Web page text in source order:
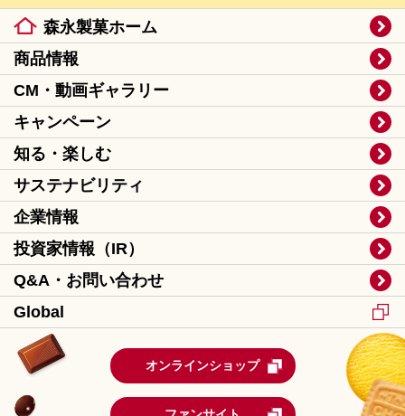
森永製菓ホーム
商品情報
CM・動画ギャラリー
キャンペーン
知る・楽しむ
サステナビリティ
企業情報
投資家情報（IR）
Q&A・お問い合わせ
Global
オンラインショップ